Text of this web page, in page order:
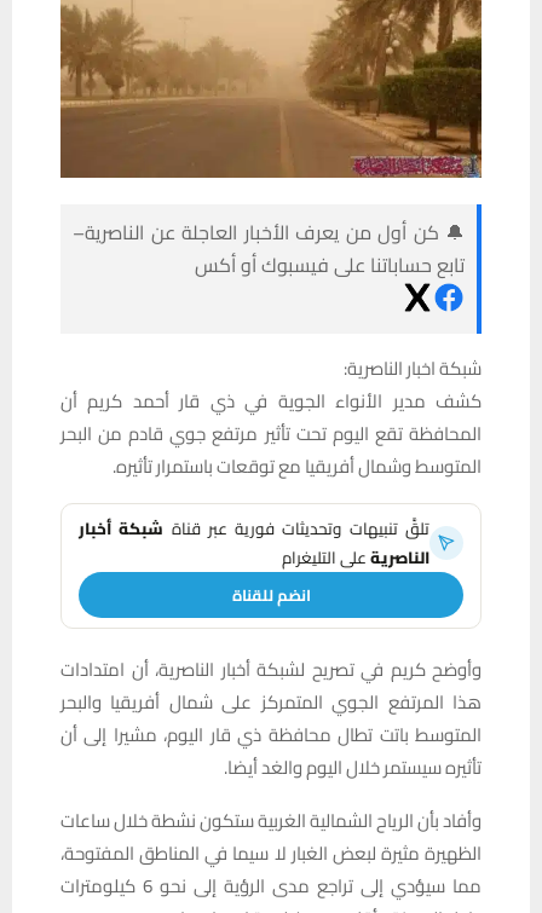
🔔 كن أول من يعرف الأخبار العاجلة عن الناصرية–
تابع حساباتنا على فيسبوك أو أكس
شبكة اخبار الناصرية:
كشف مدير الأنواء الجوية في ذي قار أحمد كريم أن
المحافظة تقع اليوم تحت تأثير مرتفع جوي قادم من البحر
المتوسط وشمال أفريقيا مع توقعات باستمرار تأثيره.
تلقَّ تنبيهات وتحديثات فورية عبر قناة شبكة أخبار
الناصريةعلى التليغرام
انضم للقناة
وأوضح كريم في تصريح لشبكة أخبار الناصرية، أن امتدادات
هذا المرتفع الجوي المتمركز على شمال أفريقيا والبحر
المتوسط باتت تطال محافظة ذي قار اليوم، مشيرا إلى أن
تأثيره سيستمر خلال اليوم والغد أيضا.
وأفاد بأن الرياح الشمالية الغربية ستكون نشطة خلال ساعات
الظهيرة مثيرة لبعض الغبار لا سيما في المناطق المفتوحة،
مما سيؤدي إلى تراجع مدى الرؤية إلى نحو 6 كيلومترات